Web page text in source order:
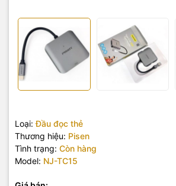
Loại: Đầu đọc thẻ
Thương hiệu: Pisen
Tình trạng: Còn hàng
Model: NJ-TC15